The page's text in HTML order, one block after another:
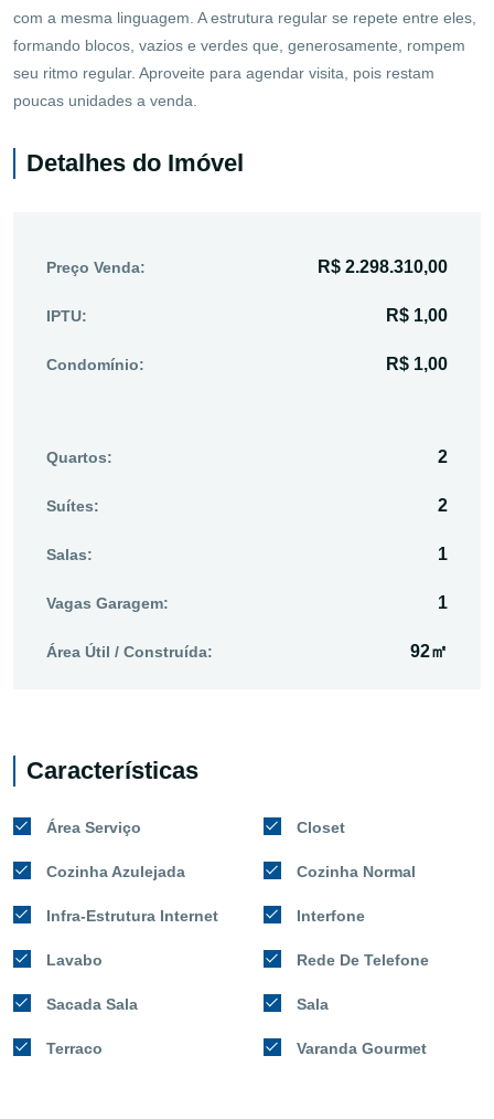
com a mesma linguagem. A estrutura regular se repete entre eles,
formando blocos, vazios e verdes que, generosamente, rompem
seu ritmo regular. Aproveite para agendar visita, pois restam
poucas unidades a venda.
Detalhes do Imóvel
Preço Venda: R$ 2.298.310,00
IPTU: R$ 1,00
Condomínio: R$ 1,00
Quartos: 2
Suítes: 2
Salas: 1
Vagas Garagem: 1
Área Útil / Construída: 92㎡
Características
Área Serviço Closet
Cozinha Azulejada Cozinha Normal
Infra-Estrutura Internet Interfone
Lavabo Rede De Telefone
Sacada Sala Sala
Terraco Varanda Gourmet